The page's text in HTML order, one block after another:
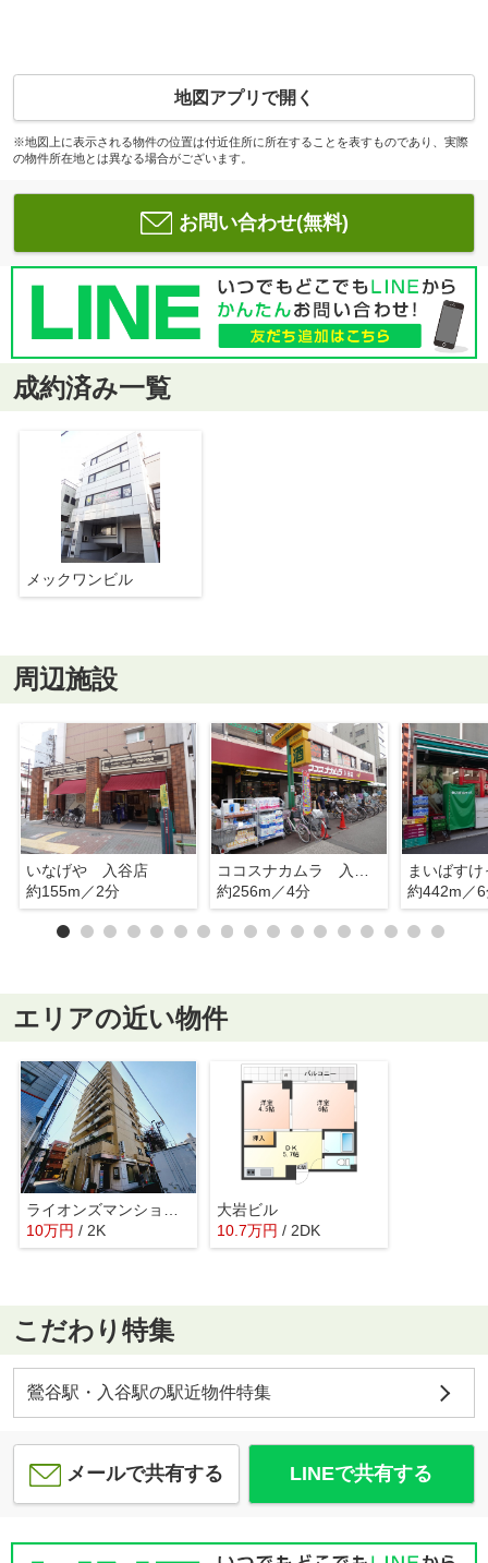
地図アプリで開く
※地図上に表示される物件の位置は付近住所に所在することを表すものであり、実際
の物件所在地とは異なる場合がございます。
お問い合わせ(無料)
成約済み一覧
メックワンビル
周辺施設
いなげや 入谷店
約155m／2分
ココスナカムラ 入谷店
約256m／4分
約442m／
エリアの近い物件
10万円 / 2K
大岩ビル
10.7万円 / 2DK
こだわり特集
鶯谷駅・入谷駅の駅近物件特集
メールで共有する LINEで共有する